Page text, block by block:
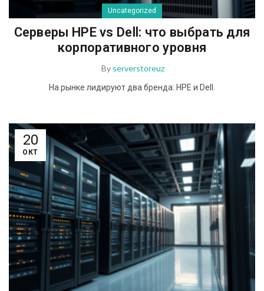
Uncategorized
Серверы HPE vs Dell: что выбрать для
корпоративного уровня
By serverstoreuz
На рынке лидируют два бренда: HPE и Dell.
20
ОКТ